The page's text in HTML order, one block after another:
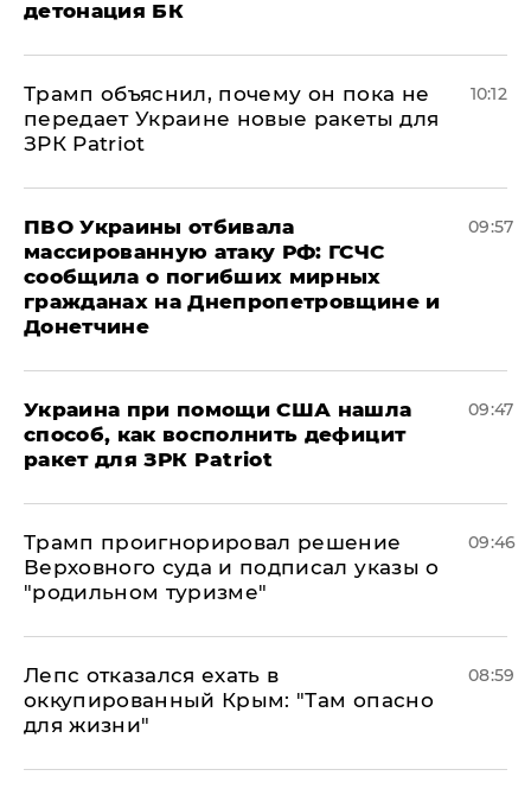
детонация БК
Трамп объяснил, почему он пока не
передает Украине новые ракеты для
ЗРК Patriot
10:12
ПВО Украины отбивала
массированную атаку РФ: ГСЧС
сообщила о погибших мирных
гражданах на Днепропетровщине и
Донетчине
09:57
Украина при помощи США нашла
способ, как восполнить дефицит
ракет для ЗРК Patriot
09:47
Трамп проигнорировал решение
Верховного суда и подписал указы о
"родильном туризме"
09:46
Лепс отказался ехать в
оккупированный Крым: "Там опасно
для жизни"
08:59